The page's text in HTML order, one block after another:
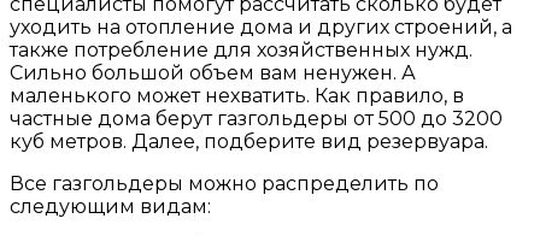
уходить на отопление дома и других строений, а
также потребление для хозяйственных нужд.
Сильно большой объем вам ненужен. А
маленького может нехватить. Как правило, в
частные дома берут газгольдеры от 500 до 3200
куб метров. Далее, подберите вид резервуара.
Все газгольдеры можно распределить по
следующим видам: